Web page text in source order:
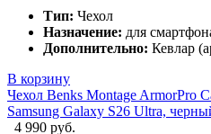
Тип: Чехол
Назначение: для
Дополнительно: Кевлар
В корзину
Чехол Benks Montage ArmorPro
Samsung Galaxy S26 Ultra,
4 990 руб.